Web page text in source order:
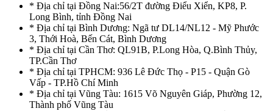
* Địa chỉ tại Đồng Nai:56/2T đường Điểu Xiển, KP8, P.
Long Bình, tỉnh Đồng Nai
* Địa chỉ tại Bình Dương: Ngã tư DL14/NL12 - Mỹ Phước
3, Thới Hoà, Bến Cát, Bình Dương
* Địa chỉ tại Cần Thơ: QL91B, P.Long Hòa, Q.Bình Thủy,
TP.Cần Thơ
* Địa chỉ tại TPHCM: 936 Lê Đức Thọ - P15 - Quận Gò
Vấp - TP.Hồ Chí Minh
* Địa chỉ tại Vũng Tàu: 1615 Võ Nguyên Giáp, Phường 12,
Thành phố Vũng Tàu